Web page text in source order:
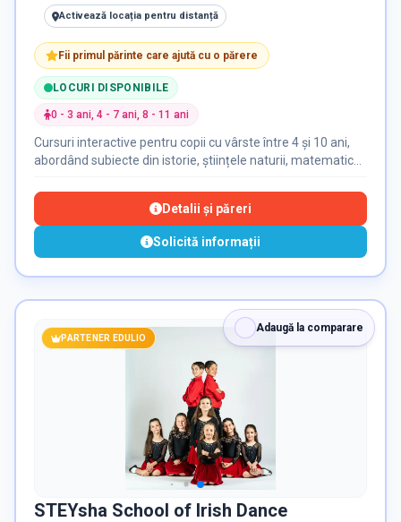
Nu există informații despre job-uri
Activează locația pentru distanță
Fii primul părinte care ajută cu o părere
LOCURI DISPONIBILE
0 - 3 ani, 4 - 7 ani, 8 - 11 ani
Cursuri interactive pentru copii cu vârste între 4 și 10 ani,
abordând subiecte din istorie, științele naturii, matematică,
propunem să îi învățăm să construiască o lume, jucându-
Detalii și păreri
Solicită informații
Adaugă la comparare
PARTENER EDULIO
STEYsha School of Irish Dance